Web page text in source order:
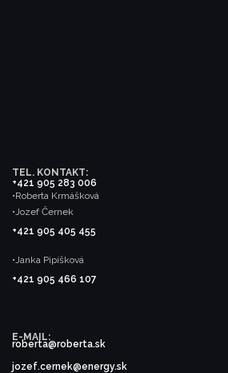
TEL. KONTAKT:
•Roberta Krmášková
+421 905 283 006
•Jozef Černek
+421 905 405 455
•Janka Pipíšková
+421 905 466 107
E-MAIL:
roberta@roberta.sk
jozef.cernek@energy.sk